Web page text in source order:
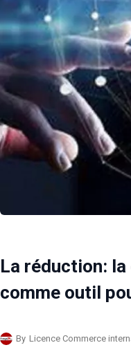
La réduction:
comme outil
By Licence Commerce